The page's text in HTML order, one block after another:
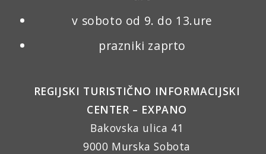
v soboto od 9. do 13.ure
prazniki zaprto
REGIJSKI TURISTIČNO INFORMACIJSKI
CENTER – EXPANO
Bakovska ulica 41
9000 Murska Sobota